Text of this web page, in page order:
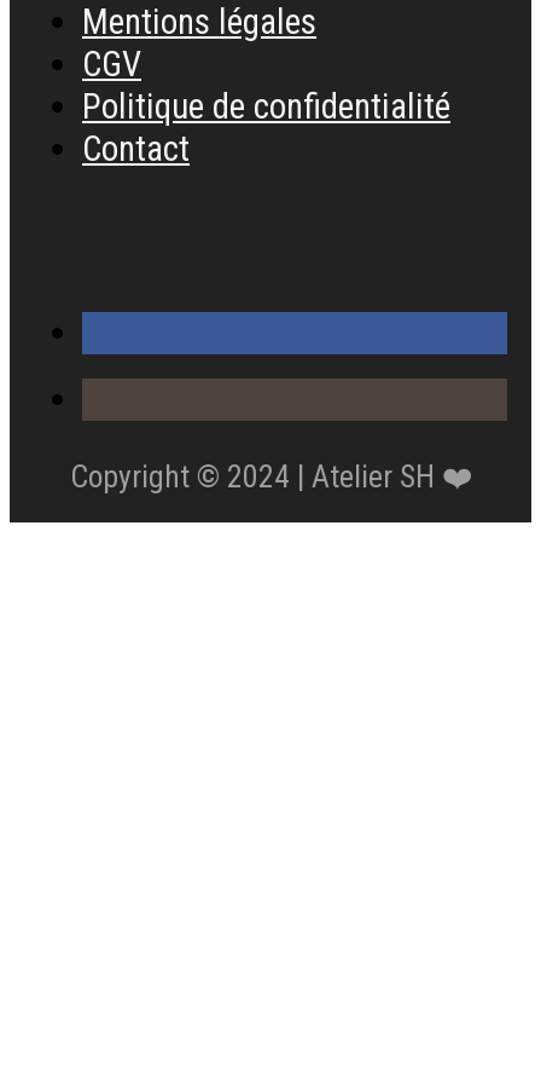
Mentions légales
CGV
Politique de confidentialité
Contact
Copyright © 2024 | Atelier SH ❤️